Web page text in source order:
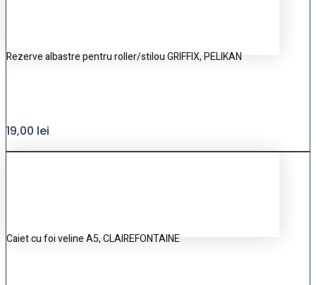
Rezerve albastre pentru roller/stilou GRIFFIX, PELIKAN
19,00 lei
Caiet cu foi veline A5, CLAIREFONTAINE